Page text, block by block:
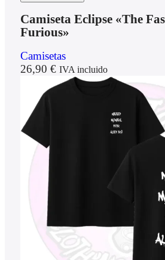
Camiseta Eclipse «The
Furious»
Camisetas
26,90 € IVA incluido